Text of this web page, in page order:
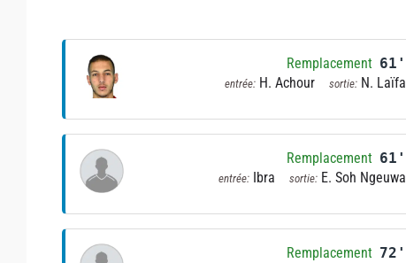
Remplacement 61'
entrée: H. Achour sortie: N. Laïfa
Remplacement 61'
entrée: Ibra sortie: E. Soh Ngeuwa
Remplacement 72'